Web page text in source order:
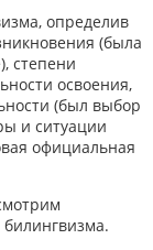
определив
(была
степени
освоения,
(был выбор
и ситуации
официальная